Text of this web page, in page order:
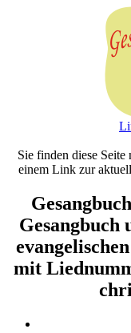
Sie finden diese
einem Link zur
Gesangbuch
mit